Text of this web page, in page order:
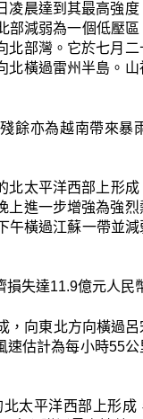
凌晨達到其最高強
部減弱為一個低壓
北部灣。它於七月
橫過雷州半島。
餘亦為越南帶來暴
北太平洋西部上形
上進一步增強為強
午橫過江蘇一帶並
失達11.9億元人民
，向東北方向橫過
估計為每小時55
太平洋西部上形成